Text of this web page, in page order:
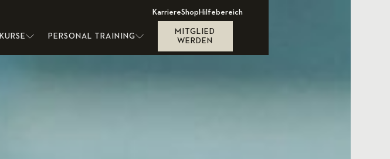
KarriereShop Hilfebereich
KURSE PERSONAL TRAINING
MITGLIED
WERDEN